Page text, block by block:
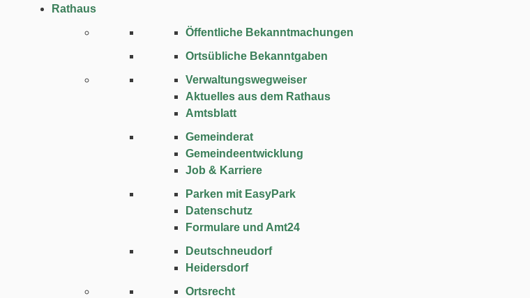
Rathaus
Öffentliche Bekanntmachungen
Ortsübliche Bekanntgaben
Verwaltungswegweiser
Aktuelles aus dem Rathaus
Amtsblatt
Gemeinderat
Gemeindeentwicklung
Job & Karriere
Parken mit EasyPark
Datenschutz
Formulare und Amt24
Deutschneudorf
Heidersdorf
Ortsrecht